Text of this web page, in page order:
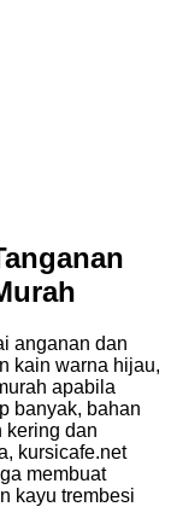
anganan dan
kain warna hijau,
apabila
banyak, bahan
kering dan
kursicafe.net
membuat
kayu trembesi